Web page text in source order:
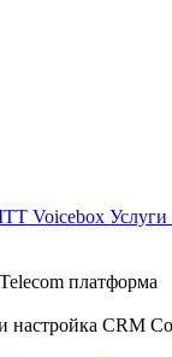
Voicebox
Telecom платформа
настройка CRM